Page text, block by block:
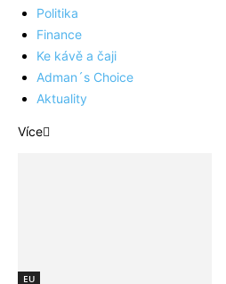
Politika
Finance
Ke kávě a čaji
Adman´s Choice
Aktuality
Více
EU